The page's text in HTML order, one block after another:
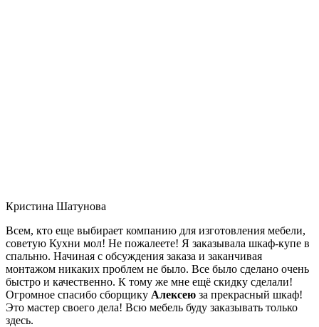
Кристина Шатунова
Всем, кто еще выбирает компанию для изготовления мебели,
советую Кухни мол! Не пожалеете! Я заказывала шкаф-купе в
спальню. Начиная с обсуждения заказа и заканчивая
монтажом никаких проблем не было. Все было сделано очень
быстро и качественно. К тому же мне ещё скидку сделали!
Огромное спасибо сборщику Алексею за прекрасный шкаф!
Это мастер своего дела! Всю мебель буду заказывать только
здесь.